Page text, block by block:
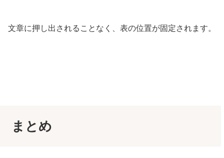
文章に押し出されることなく、表の位置が固定されます。
まとめ